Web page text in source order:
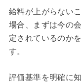
給料が上がらない
場合、まずは今の
定されているのか
す。
評価基準を明確に